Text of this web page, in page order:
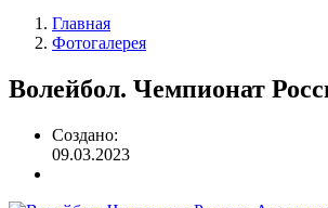
Главная
Фотогалерея
Волейбол. Чемпионат
Создано:
09.03.2023